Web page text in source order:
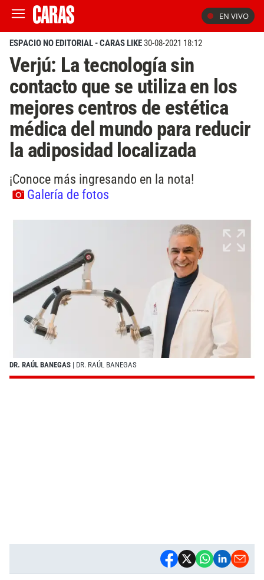
EN VIVO
ESPACIO NO EDITORIAL - CARAS LIKE30-08-2021 18:12
Verjú: La tecnología sin
contacto que se utiliza en los
mejores centros de estética
médica del mundo para reducir
la adiposidad localizada
¡Conoce más ingresando en la nota!
Galería de fotos
DR. RAÚL BANEGAS | DR. RAÚL BANEGAS